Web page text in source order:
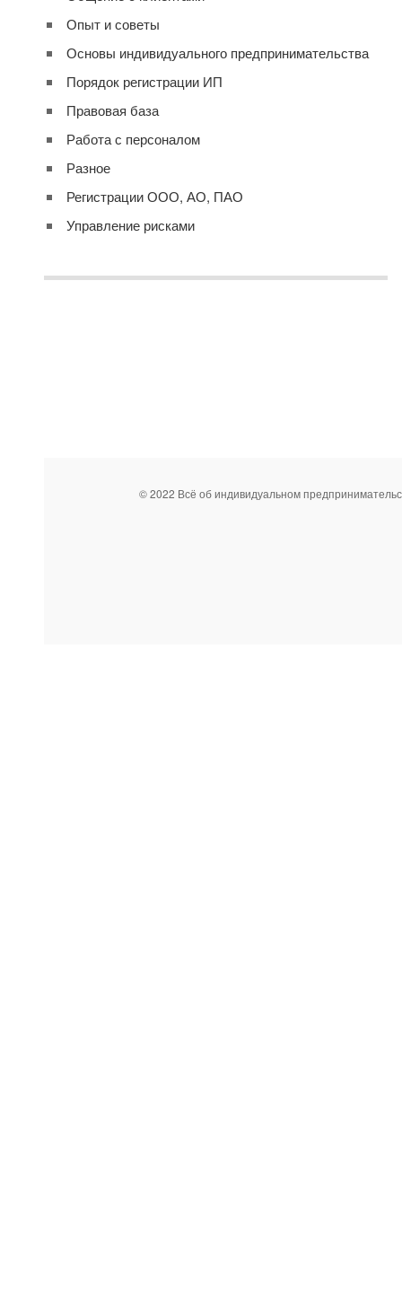
Опыт и советы
Основы индивидуального предпринимательства
Порядок регистрации ИП
Правовая база
Работа с персоналом
Разное
Регистрации ООО, АО, ПАО
Управление рисками
© 2022 Всё об индивидуальном